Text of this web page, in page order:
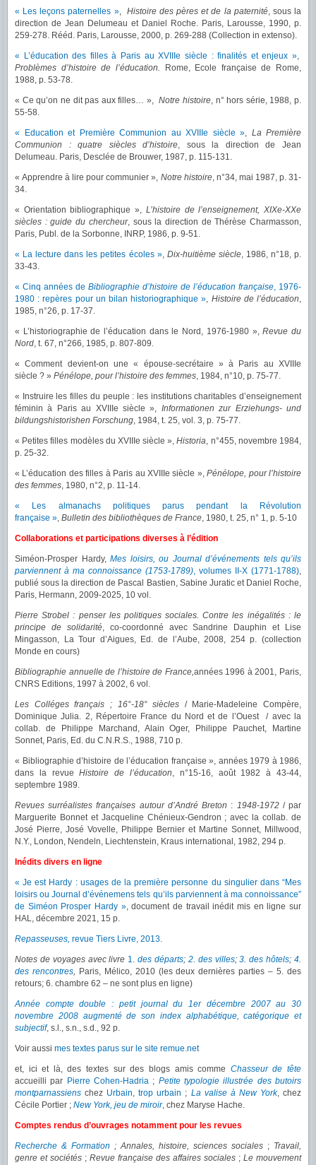
« Les leçons paternelles », Histoire des pères et de la paternité, sous la
direction de Jean Delumeau et Daniel Roche. Paris, Larousse, 1990, p.
259-278. Rééd. Paris, Larousse, 2000, p. 269-288 (Collection in extenso).
« L’éducation des filles à Paris au XVIIIe siècle : finalités et enjeux »,
Problèmes d’histoire de l’éducation.
Rome, Ecole française de Rome,
1988, p. 53-78.
« Ce qu’on ne dit pas aux filles… »,Notre histoire, n° hors série, 1988, p.
55-58.
« Education et Première Communion au XVIIIe siècle », La Première
Communion : quatre siècles d’histoire, sous la direction de Jean
Delumeau. Paris, Desclée de Brouwer, 1987, p. 115-131.
« Apprendre à lire pour communier », Notre histoire, n°34, mai 1987, p. 31-
34.
« Orientation bibliographique », L’histoire de l’enseignement, XIXe-XXe
siècles : guide du chercheur, sous la direction de Thérèse Charmasson,
Paris, Publ. de la Sorbonne, INRP, 1986, p. 9-51.
« La lecture dans les petites écoles », Dix-huitième siècle, 1986, n°18, p.
33-43.
« Cinq années de Bibliographie d’histoire de l’éducation française, 1976-
1980 : repères pour un bilan historiographique », Histoire de l’éducation,
1985, n°26, p. 17-37.
« L’historiographie de l’éducation dans le Nord, 1976-1980 »,Revue du
Nord, t. 67, n°266, 1985, p. 807-809.
« Comment devient-on une « épouse-secrétaire » à Paris au XVIIIe
siècle ? » Pénélope, pour l’histoire des femmes, 1984, n°10, p. 75-77.
« Instruire les filles du peuple : les institutions charitables d’enseignement
féminin à Paris au XVIIIe siècle », Informationen zur Erziehungs- und
bildungshistorishen Forschung, 1984, t. 25, vol. 3, p. 75-77.
« Petites filles modèles du XVIIIe siècle »,Historia, n°455, novembre 1984,
p. 25-32.
« L’éducation des filles à Paris au XVIIIe siècle »,Pénélope, pour l’histoire
des femmes, 1980, n°2, p. 11-14.
« Les almanachs politiques parus pendant la Révolution
française », Bulletin des bibliothèques de France, 1980, t. 25, n° 1, p. 5-10
Collaborations et participations diverses à l’édition
Siméon-Prosper Hardy, Mes loisirs, ou Journal d’événements tels qu’ils
parviennent à ma connoissance (1753-1789), volumes II-X (1771-1788),
publié sous la direction de Pascal Bastien, Sabine Juratic et Daniel Roche,
Paris, Hermann, 2009-2025, 10 vol.
Pierre Strobel : penser les politiques sociales. Contre les inégalités : le
principe de solidarité, co-coordonné avec Sandrine Dauphin et Lise
Mingasson, La Tour d’Aigues, Ed. de l’Aube, 2008, 254 p. (collection
Monde en cours)
Bibliographie annuelle de l’histoire de France,années 1996 à 2001, Paris,
CNRS Editions, 1997 à 2002, 6 vol.
Les Colléges français ; 16°-18° siècles / Marie-Madeleine Compère,
Dominique Julia. 2, Répertoire France du Nord et de l’Ouest / avec la
collab. de Philippe Marchand, Alain Oger, Philippe Pauchet, Martine
Sonnet, Paris, Ed. du C.N.R.S., 1988, 710 p.
« Bibliographie d’histoire de l’éducation française », années 1979 à 1986,
dans la revueHistoire de l’éducation, n°15-16, août 1982 à 43-44,
septembre 1989.
Revues surréalistes françaises autour d’André Breton : 1948-1972 / par
Marguerite Bonnet et Jacqueline Chénieux-Gendron ; avec la collab. de
José Pierre, José Vovelle, Philippe Bernier et Martine Sonnet, Millwood,
N.Y., London, Nendeln, Liechtenstein, Kraus international, 1982, 294 p.
Inédits divers en ligne
« Je est Hardy : usages de la première personne du singulier dans “Mes
loisirs ou Journal d’événemens tels qu’ils parviennent à ma connoissance”
de Siméon Prosper Hardy », document de travail inédit mis en ligne sur
HAL, décembre 2021, 15 p.
Repasseuses, revue Tiers Livre, 2013.
Notes de voyages avec livre 1.des départs; 2. des villes;3. des hôtels;4.
des rencontres, Paris, Mélico, 2010 (les deux dernières parties – 5. des
retours; 6. chambre 62 – ne sont plus en ligne)
Année compte double : petit journal du 1er décembre 2007 au 30
novembre 2008 augmenté de son index alphabétique, catégorique et
subjectif, s.l., s.n., s.d., 92 p.
Voir aussi mes textes parus sur le site remue.net
et, ici et là, des textes sur des blogs amis comme Chasseur de tête
accueilli par Pierre Cohen-Hadria ; Petite typologie illustrée des butoirs
montparnassiens chez Urbain, trop urbain ; La valise à New York, chez
Cécile Portier ; New York, jeu de miroir, chez Maryse Hache.
Comptes rendus d’ouvrages notamment pour les revues
Recherche & Formation ; Annales, histoire, sciences sociales ; Travail,
genre et sociétés ; Revue française des affaires sociales ; Le mouvement